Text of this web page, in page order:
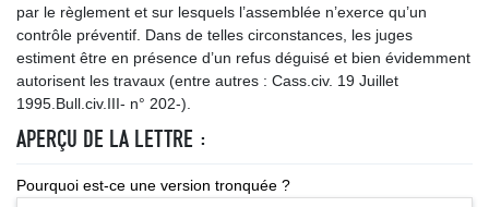
par le règlement et sur lesquels l’assemblée n’exerce qu’un
contrôle préventif. Dans de telles circonstances, les juges
estiment être en présence d’un refus déguisé et bien évidemment
autorisent les travaux (entre autres : Cass.civ. 19 Juillet
1995.Bull.civ.III- n° 202-).
APERÇU DE LA LETTRE :
Pourquoi est-ce une version tronquée ?